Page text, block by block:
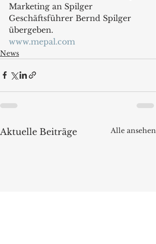
Marketing an Spilger
Geschäftsführer Bernd Spilger
übergeben.
www.mepal.com
News
Aktuelle Beiträge Alle ansehen